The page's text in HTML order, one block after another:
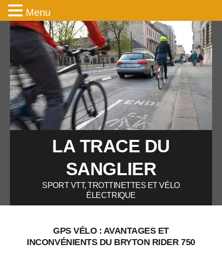
LA TRACE DU
SANGLIER
SPORT VTT, TROTTINETTES ET VÉLO
ÉLECTRIQUE
GPS VÉLO : AVANTAGES ET
INCONVÉNIENTS DU BRYTON RIDER 750
Menu